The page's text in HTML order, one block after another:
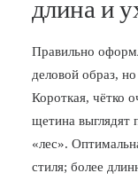
длина и
Правильно
деловой образ,
Короткая, чётко
щетина выглядят
«лес».
стиля; более